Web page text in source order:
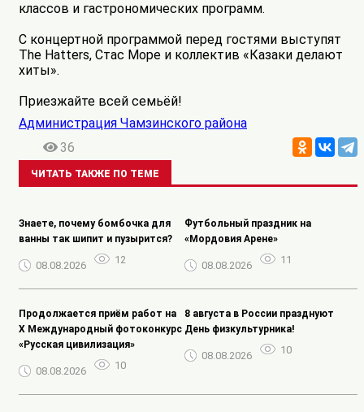
классов и гастрономических программ.
С концертной программой перед гостями выступят
The Hatters, Стас Море и коллектив «Казаки делают
хиты».
Приезжайте всей семьёй!
Администрация Чамзинского района
36
ЧИТАТЬ ТАКЖЕ ПО ТЕМЕ
Знаете, почему бомбочка для
ванны так шипит и пузырится?
08.08.2026 12
️Футбольный праздник на
«Мордовия Арене»
08.08.2026 11
Продолжается приём работ на
Х Международный фотоконкурс
«Русская цивилизация»
08.08.2026 10
8 августа в России празднуют
День физкультурника!
08.08.2026 10